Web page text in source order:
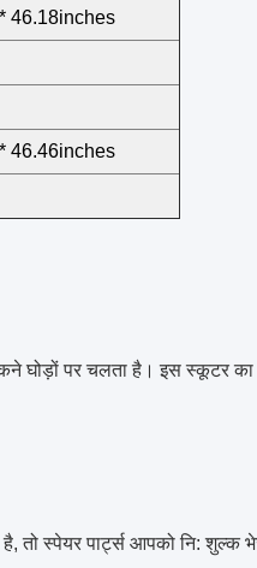
46.18inches
46.46inches
घोड़ों पर चलता है। इस स्कूटर का
तो स्पेयर पार्ट्स आपको नि: शुल्क